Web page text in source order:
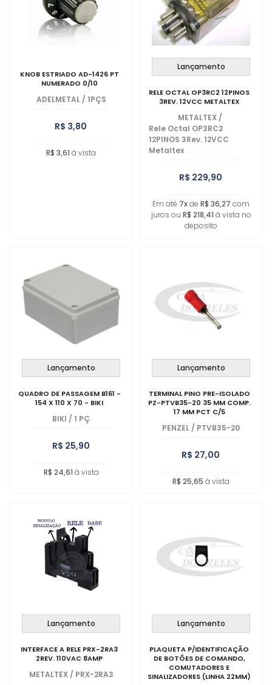
KNOB ESTRIADO AD-1426 PT
NUMERADO 0/10
ADELMETAL / 1PÇS
R$ 3,80
R$ 3,61 à vista
Lançamento
RELE OCTAL OP3RC2 12PINOS
3REV. 12VCC METALTEX
METALTEX /
Rele Octal OP3RC2
12PINOS 3Rev. 12VCC
Metaltex
R$ 229,90
Em até 7xde R$ 36,27 com
juros ou R$ 218,41 à vista no
deposito
Lançamento
QUADRO DE PASSAGEM B161 -
154 X 110 X 70 - BIKI
BIKI / 1 PÇ
R$ 25,90
R$ 24,61 à vista
Lançamento
TERMINAL PINO PRE-ISOLADO
PZ-PTVB35-20 35 MM COMP.
17 MM PCT C/5
PENZEL / PTVB35-20
R$ 27,00
R$ 25,65 à vista
Lançamento
INTERFACE A RELE PRX-2RA3
2REV. 110VAC 8AMP
METALTEX / PRX-2RA3
Lançamento
PLAQUETA P/IDENTIFICAÇÃO
DE BOTÕES DE COMANDO,
COMUTADORES E
SINALIZADORES (LINHA 22MM)